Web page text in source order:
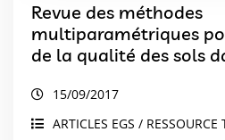
Revue des méthodes
multiparamétriques
de la qualité des sols
15/09/2017
ARTICLES EGS / RESSOURCE